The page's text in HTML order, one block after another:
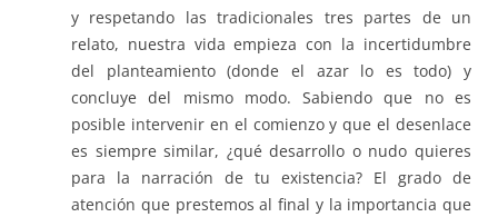
y respetando las tradicionales tres partes de un
relato, nuestra vida empieza con la incertidumbre
del planteamiento (donde el azar lo es todo) y
concluye del mismo modo. Sabiendo que no es
posible intervenir en el comienzo y que el desenlace
es siempre similar, ¿qué desarrollo o nudo quieres
para la narración de tu existencia? El grado de
atención que prestemos al final y la importancia que